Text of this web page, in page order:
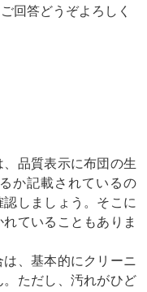
回答どうぞよろしく
品質表示に布団の生
か記載されているの
しましょう。そこに
ていることもありま
、基本的にクリーニ
ただし、汚れがひど